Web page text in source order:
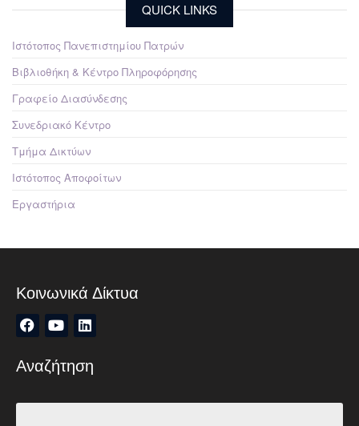
QUICK LINKS
Ιστότοπος Πανεπιστημίου Πατρών
Βιβλιοθήκη & Κέντρο Πληροφόρησης
Γραφείο Διασύνδεσης
Συνεδριακό Κέντρο
Τμήμα Δικτύων
Ιστότοπος Αποφοίτων
Εργαστήρια
Κοινωνικά Δίκτυα
Αναζήτηση